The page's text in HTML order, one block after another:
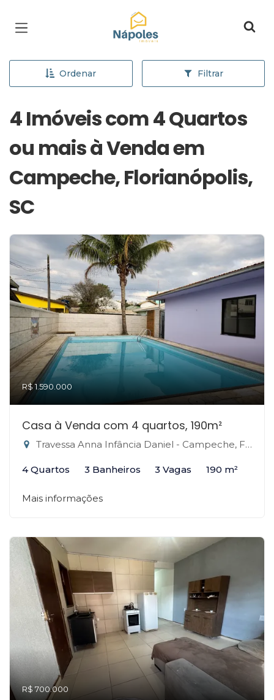
Página inicial
Ordenar Filtrar
4 Imóveis com 4 Quartos
ou mais à Venda em
Campeche, Florianópolis,
SC
R$ 1.590.000
Casa à Venda com 4 quartos, 190m²
Travessa Anna Infância Daniel - Campeche, Florianópolis-SC
4 Quartos 3 Banheiros 3 Vagas 190 m²
Mais informações
R$ 700.000